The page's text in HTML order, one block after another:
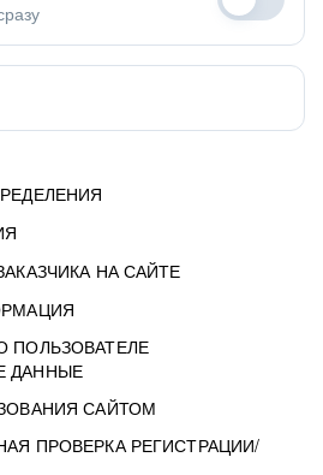
НА САЙТЕ
ПОЛЬЗОВАТЕЛЕ
ДАННЫЕ
САЙТОМ
ПРОВЕРКА РЕГИСТРАЦИИ/